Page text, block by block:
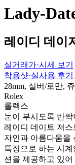
Lady-
레이디 데이
실거래가·시세 보기
착용샷·실사용 후기
28mm, 실버/로만,
Rolex
롤렉스
눈이 부시도록 반
레이디 데이트 저
자인과 아름다움을
특징으로 하는 시
션을 제공하고 있